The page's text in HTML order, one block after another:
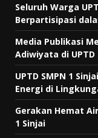
Seluruh Warga
Berpartisipasi
Media Publikasi
Adiwiyata di UPTD
UPTD SMPN 1
Energi di
Gerakan Hemat
1 Sinjai